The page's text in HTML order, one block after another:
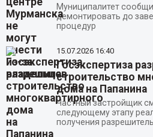
Муниципалитет
демонтировать до
процедур
15.07.2026 16:40
Госэкспертиза
строительство
дома на Папанина
Частный застройщик
следующему этапу
получения